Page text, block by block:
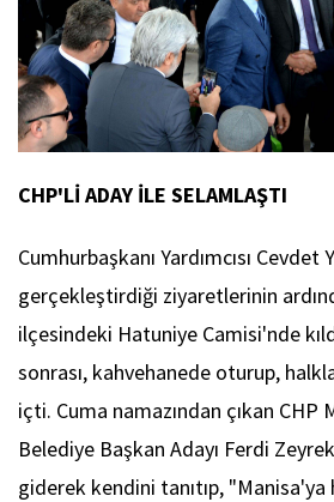
CHP'Lİ ADAY İLE SELAMLAŞTI
Cumhurbaşkanı Yardımcısı Cevdet
gerçekleştirdiği ziyaretlerinin
ilçesindeki Hatuniye Camisi'nde
sonrası, kahvehanede oturup,
içti. Cuma namazından çıkan CHP
Belediye Başkan Adayı Ferdi Zeyrek
giderek kendini tanıtıp,